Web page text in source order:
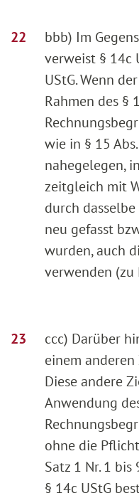
bbb) Im
verweist § 14c
UStG. Wenn
Rahmen des §
wie in § 15
nahegelegen,
zeitgleich mit
durch dasselbe
neu gefasst
wurden, auch
verwenden (zu
ccc) Darüber
einem anderen
Diese andere
Anwendung
ohne die
Satz 1 Nr. 1 bis
§ 14c UStG